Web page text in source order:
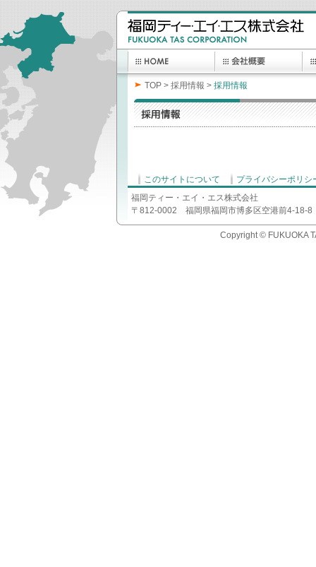
TOP > 採用情報 > 採用情報
このサイトについて
プライバシーポリシ
福岡ティー・エイ・エス株式会社
〒812-0002 福岡県福岡市博多区空港前4-18-8
Copyright © FUKUOKA